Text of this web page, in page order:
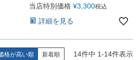
当店特別価格 ¥3,300税込
詳細を見る
格が高い順 新着順 14件中 1-14件表示